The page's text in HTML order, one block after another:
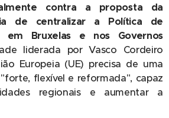
contra a proposta da
de centralizar a Política de
em Bruxelas e nos Governos
liderada por Vasco Cordeiro
Europeia (UE) precisa de uma
flexível e reformada", capaz
regionais e aumentar a